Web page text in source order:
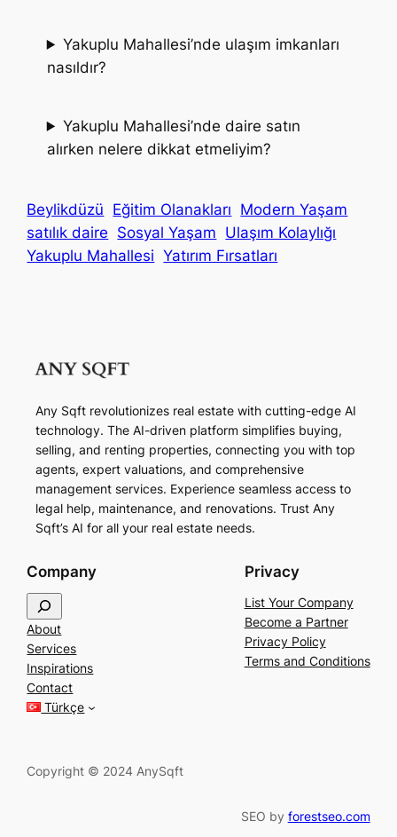
Yakuplu Mahallesi’nde ulaşım imkanları
nasıldır?
Yakuplu Mahallesi’nde daire satın
alırken nelere dikkat etmeliyim?
Beylikdüzü Eğitim Olanakları Modern Yaşam
satılık daire Sosyal Yaşam Ulaşım Kolaylığı
Yakuplu Mahallesi Yatırım Fırsatları
Any Sqft revolutionizes real estate with cutting-edge AI
technology. The AI-driven platform simplifies buying,
selling, and renting properties, connecting you with top
agents, expert valuations, and comprehensive
management services. Experience seamless access to
legal help, maintenance, and renovations. Trust Any
Sqft’s AI for all your real estate needs.
Company
e
a
r
c
h
About
Services
Inspirations
Contact
Türkçe
Privacy
List Your Company
Become a Partner
Privacy Policy
Terms and Conditions
Copyright © 2024 AnySqft
SEO by forestseo.com